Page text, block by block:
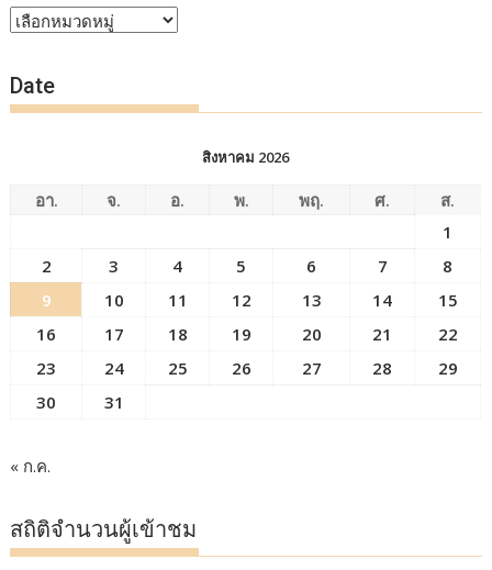
หัวข้อ
Date
สิงหาคม 2026
อา. จ. อ. พ. พฤ. ศ.
ส.
1
2
3 4 5 6 7
8
9
10 11 12 13 14
15
16
17 18 19 20 21
22
23
24 25 26 27 28
29
30
31
« ก.ค.
สถิติจำนวนผู้เข้าชม